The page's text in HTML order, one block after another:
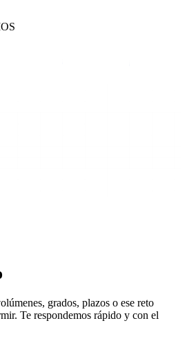
grados, plazos o ese reto
Te respondemos rápido y con el